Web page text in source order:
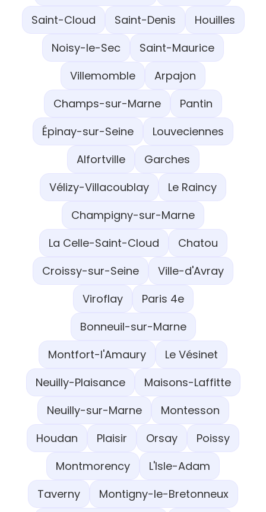
Saint-Cloud
Saint-Denis
Houilles
Noisy-le-Sec
Saint-Maurice
Villemomble
Arpajon
Champs-sur-Marne
Pantin
Épinay-sur-Seine
Louveciennes
Alfortville
Garches
Vélizy-Villacoublay
Le Raincy
Champigny-sur-Marne
La Celle-Saint-Cloud
Chatou
Croissy-sur-Seine
Ville-d'Avray
Viroflay
Paris 4e
Bonneuil-sur-Marne
Montfort-l'Amaury
Le Vésinet
Neuilly-Plaisance
Maisons-Laffitte
Neuilly-sur-Marne
Montesson
Houdan
Plaisir Orsay
Poissy
Montmorency
L'Isle-Adam
Taverny
Montigny-le-Bretonneux